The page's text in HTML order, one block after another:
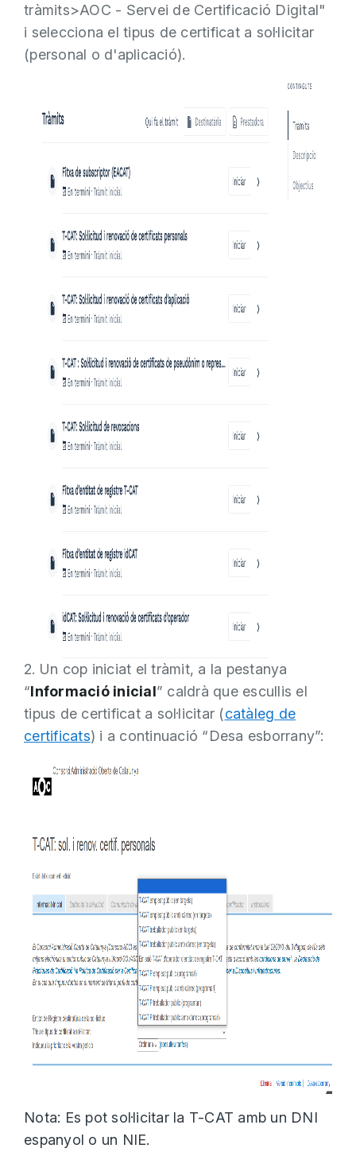
tràmits>AOC - Servei de Certificació Digital"
i selecciona el tipus de certificat a sol·licitar
(personal o d'aplicació).
2. Un cop iniciat el tràmit, a la pestanya
“Informació inicial” caldrà que escullis el
tipus de certificat a sol·licitar (catàleg de
certificats) i a continuació “Desa esborrany”:
Nota: Es pot sol·licitar la T-CAT amb un DNI
espanyol o un NIE.